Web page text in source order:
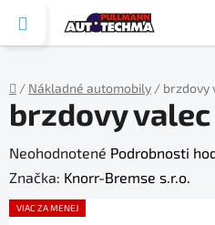
obsah
Domov
/ Nákladné automobily / brzdovy
brzdovy
Priemerné
hodnotenie
produktu
Neohodnotené Podrobnosti
Značka: Knorr-Bremse s.r.o.
VIAC ZA MENEJ